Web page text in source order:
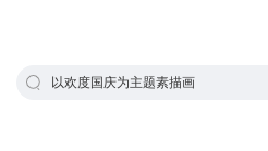
以欢度国庆为主题素描画